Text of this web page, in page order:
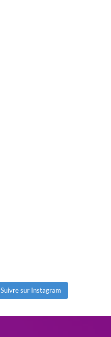
Suivre sur Instagram